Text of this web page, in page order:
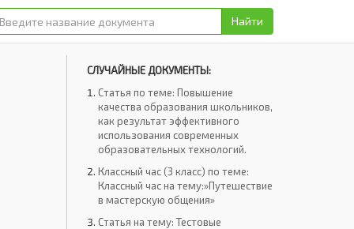
Найти
СЛУЧАЙНЫЕ ДОКУМЕНТЫ:
Статья по теме: Повышение
качества образования школьников,
как результат эффективного
использования современных
образовательных технологий.
Классный час (3 класс) по теме:
Классный час на тему:»Путешествие
в мастерскую общения»
Статья на тему: Тестовые